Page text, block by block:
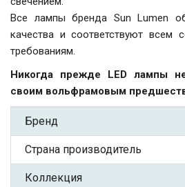
Все лампы бренда Sun Lumen
качества и соответствуют всем
требованиям.
Никогда прежде LED лампы
своим вольфрамовым
Бренд
Страна производитель
Коллекция